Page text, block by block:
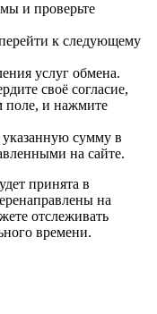
и проверьте
к следующему
услуг обмена.
своё согласие,
поле, и нажмите
указанную сумму в
на сайте.
принята в
на
отслеживать
времени.